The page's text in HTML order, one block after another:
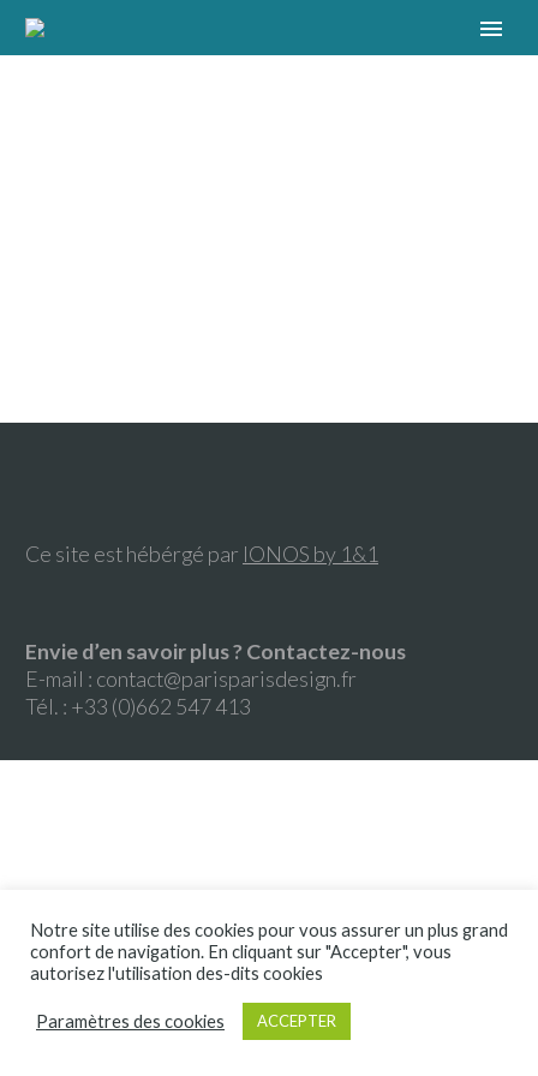
Ce site est hébérgé par IONOS by 1&1
Envie d’en savoir plus ? Contactez-nous
E-mail : contact@parisparisdesign.fr
Tél. : +33 (0)662 547 413
Notre site utilise des cookies pour vous assurer un plus grand
confort de navigation. En cliquant sur "Accepter", vous
autorisez l'utilisation des-dits cookies
Paramètres des cookies ACCEPTER